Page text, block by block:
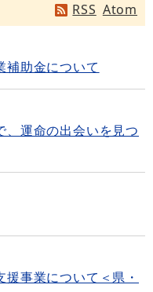
RSS Atom
補助金について
運命の出会いを見つ
事業について＜県・